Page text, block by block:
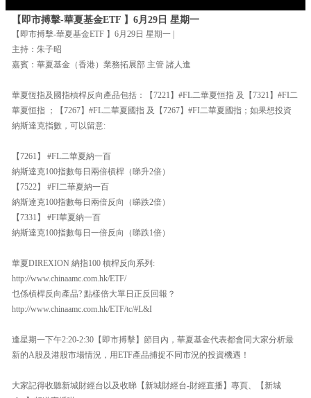
【即市搏擊-華夏基金ETF 】6月29日 星期一
【即市搏擊-華夏基金ETF 】6月29日 星期一 |
主持：朱子昭
嘉賓：華夏基金（香港）業務拓展部 主管 諸人進
華夏恆指及國指槓桿反向產品包括：【7221】#FL二華夏恒指 及【7321】#FI二
華夏恒指 ；【7267】#FL二華夏國指 及【7267】#FI二華夏國指；如果想投資
納斯達克指數，可以留意:
【7261】 #FL二華夏納一百
納斯達克100指數每日兩倍槓桿（睇升2倍）
【7522】 #FI二華夏納一百
納斯達克100指數每日兩倍反向（睇跌2倍）
【7331】 #FI華夏納一百
納斯達克100指數每日一倍反向（睇跌1倍）
華夏DIREXION 納指100 槓桿反向系列:
http://www.chinaamc.com.hk/ETF/
乜係槓桿反向產品? 點樣倍大單日正反回報？
http://www.chinaamc.com.hk/ETF/tc/#L&I
逢星期一下午2:20-2:30【即市搏擊】節目內，華夏基金代表都會同大家分析最
新的A股及港股市場情況，用ETF產品捕捉不同市況的投資機遇！
大家記得收聽新城財經台以及收睇【新城財經台-財經直播】專頁、【新城